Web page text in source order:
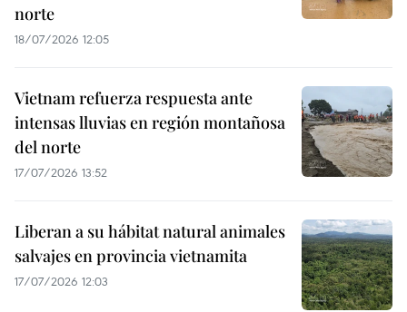
norte
18/07/2026 12:05
Vietnam refuerza respuesta ante
intensas lluvias en región montañosa
del norte
17/07/2026 13:52
Liberan a su hábitat natural animales
salvajes en provincia vietnamita
17/07/2026 12:03